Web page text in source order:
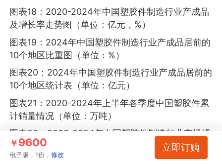
图表18：2020-2024年中国塑胶件制造行业产成品
及增长率走势图（单位：亿元，%）
图表19：2024年中国塑胶件制造行业产成品居前的
10个地区比重图（单位：%）
图表20：2024年中国塑胶件制造行业产成品居前的
10个地区统计表（单位：亿元）
图表21：2020-2024年上半年各季度中国塑胶件累
计销量情况（单位：万吨）
图表22：2020-2024年中国塑胶件制造行业市场规
模变化趋势图（单位：亿元，%）
￥9600
电子版，1份，修改
立即订购